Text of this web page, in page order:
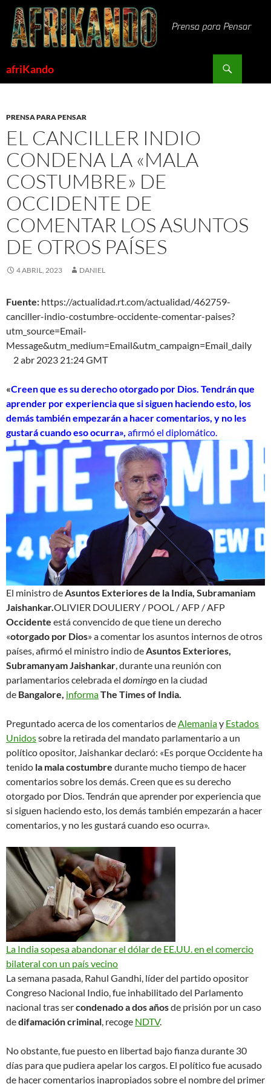
Saltar
contenido
afriKando
PRENSA PARA PENSAR
EL CANCILLER INDIO
CONDENA LA «MALA
COSTUMBRE» DE
OCCIDENTE DE
COMENTAR LOS ASUNTOS
DE OTROS PAÍSES
4 ABRIL, 2023 DANIEL
Fuente: https://actualidad.rt.com/actualidad/462759-
canciller-indio-costumbre-occidente-comentar-paises?
utm_source=Email-
Message&utm_medium=Email&utm_campaign=Email_daily
2 abr 2023 21:24 GMT
«Creen que es su derecho otorgado por Dios. Tendrán que
aprender por experiencia que si siguen haciendo esto, los
demás también empezarán a hacer comentarios, y no les
gustará cuando eso ocurra», afirmó el diplomático.
El ministro deAsuntos Exteriores de la India, Subramaniam
Jaishankar.OLIVIER DOULIERY / POOL / AFP / AFP
Occidente está convencido de que tiene un derecho
«otorgado por Dios» a comentar los asuntos internos de otros
países, afirmó el ministro indio deAsuntos Exteriores,
Subramanyam Jaishankar, durante una reunión con
parlamentarios celebrada el domingoen la ciudad
de Bangalore, informaThe Times of India.
Preguntado acerca de los comentarios deAlemaniay Estados
Unidossobre la retirada del mandato parlamentario a un
político opositor, Jaishankar declaró: «Es porque Occidente ha
tenido la mala costumbre durante mucho tiempo de hacer
comentarios sobre los demás. Creen que es su derecho
otorgado por Dios. Tendrán que aprender por experiencia que
si siguen haciendo esto, los demás también empezarán a hacer
comentarios, y no les gustará cuando eso ocurra».
La India sopesa abandonar el dólar de EE.UU. en el comercio
bilateral con un país vecino
La semana pasada, Rahul Gandhi, líder del partido opositor
Congreso Nacional Indio, fue inhabilitado del Parlamento
nacional tras sercondenado a dos añosde prisión por un caso
dedifamación criminal, recoge NDTV.
No obstante, fue puesto en libertad bajo fianza durante 30
días para que pudiera apelar los cargos. El político fue acusado
de hacer comentarios inapropiados sobre el nombre del primer